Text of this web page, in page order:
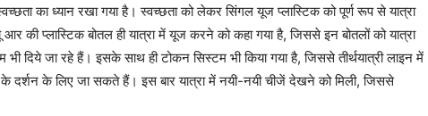
का ध्यान रखा गया है। स्वच्छता को लेकर सिंगल यूज प्लास्टिक को पूर्ण रूप से यात्रा
आर की प्लास्टिक बोतल ही यात्रा में यूज करने को कहा गया है, जिससे इन बोतलों को यात्रा
दिये जा रहे हैं। इसके साथ ही टोकन सिस्टम भी किया गया है, जिससे तीर्थयात्री लाइन में
के दर्शन के लिए जा सकते हैं। इस बार यात्रा में नयी-नयी चीजें देखने को मिली, जिससे